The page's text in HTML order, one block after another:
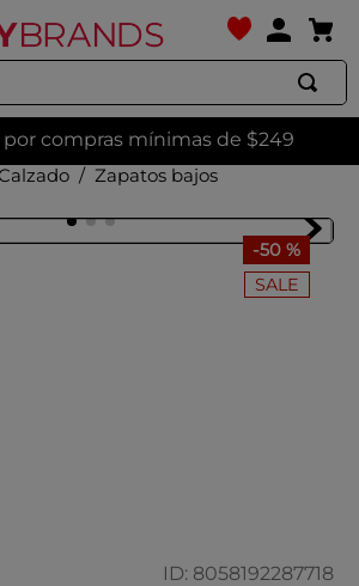
por compras mínimas de $249
Zapatos bajos
-50 %
SALE
ID: 8058192287718